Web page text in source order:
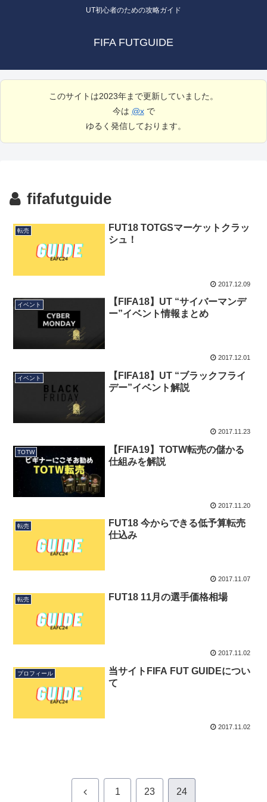
UT初心者のための攻略ガイド
FIFA FUTGUIDE
このサイトは2023年まで更新していました。
今は @xで
ゆるく発信しております。
fifafutguide
転売
FUT18 TOTGSマーケットクラッ
シュ！
2017.12.09
イベント
【FIFA18】UT “サイバーマンデ
ー”イベント情報まとめ
2017.12.01
イベント
【FIFA18】UT “ブラックフライ
デー”イベント解説
2017.11.23
TOTW
【FIFA19】TOTW転売の儲かる
仕組みを解説
2017.11.20
転売
FUT18 今からできる低予算転売
仕込み
2017.11.07
転売 FUT18 11月の選手価格相場
2017.11.02
プロフィール
当サイトFIFA FUT GUIDEについ
て
2017.11.02
前 1 23 24